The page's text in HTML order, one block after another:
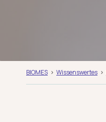
BIOMES Wissenswertes